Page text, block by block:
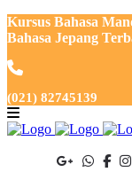
Kursus Bahasa
Bahasa Jepang
(021) 82745139